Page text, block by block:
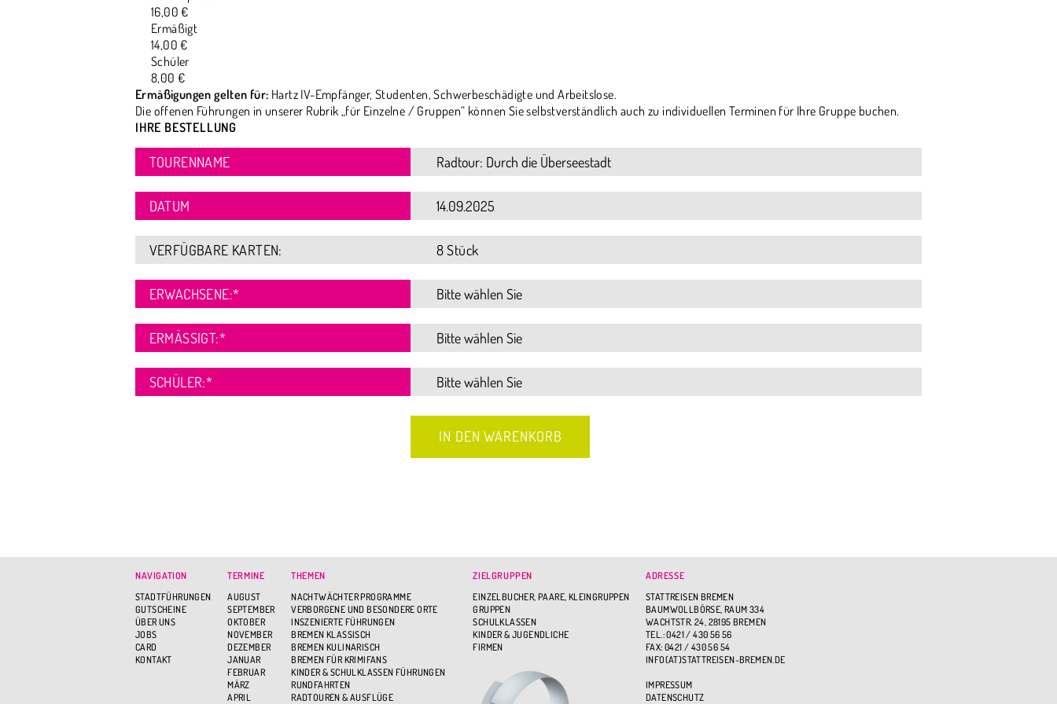
16,00 €
Ermäßigt
14,00 €
Schüler
8,00 €
Ermäßigungen gelten für: Hartz IV-Empfänger, Studenten, Schwerbeschädigte und Arbeitslose.
Die offenen Führungen in unserer Rubrik „für Einzelne / Gruppen“ können Sie selbstverständlich auch zu individuellen Terminen für Ihre Gruppe buchen.
IHRE BESTELLUNG
TOURENNAME
DATUM
VERFÜGBARE KARTEN: 8 Stück
ERWACHSENE:*
ERMÄSSIGT: *
SCHÜLER:*
NAVIGATION
STADTFÜHRUNGEN
GUTSCHEINE
ÜBER UNS
JOBS
CARD
KONTAKT
TERMINE
AUGUST
SEPTEMBER
OKTOBER
NOVEMBER
DEZEMBER
JANUAR
FEBRUAR
MÄRZ
APRIL
THEMEN
NACHTWÄCHTER PROGRAMME
VERBORGENE UND BESONDERE ORTE
INSZENIERTE FÜHRUNGEN
BREMEN KLASSISCH
BREMEN KULINARISCH
BREMEN FÜR KRIMIFANS
KINDER & SCHULKLASSEN FÜHRUNGEN
RUNDFAHRTEN
RADTOUREN & AUSFLÜGE
ZIELGRUPPEN
EINZELBUCHER, PAARE, KLEINGRUPPEN
GRUPPEN
SCHULKLASSEN
KINDER & JUGENDLICHE
FIRMEN
ADRESSE
STATTREISEN BREMEN
BAUMWOLLBÖRSE, RAUM 334
WACHTSTR. 24, 28195 BREMEN
TEL.: 0421 / 430 56 56
FAX: 0421 / 430 56 54
INFO(AT)STATTREISEN-BREMEN.DE
IMPRESSUM
DATENSCHUTZ